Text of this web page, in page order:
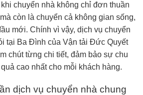
chuyển nhà không chỉ đơn thuần
còn là chuyển cả không gian sống,
mới. Chính vì vậy, dịch vụ chuyển
tại Ba Đình của Vận tải Đức Quyết
chút từng chi tiết, đảm bảo sự chu
cao nhất cho mỗi khách hàng.
dịch vụ chuyển nhà chung